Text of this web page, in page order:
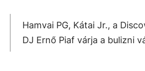
Hamvai PG, Kátai Jr., a
DJ Ernő Piaf várja a bulizni